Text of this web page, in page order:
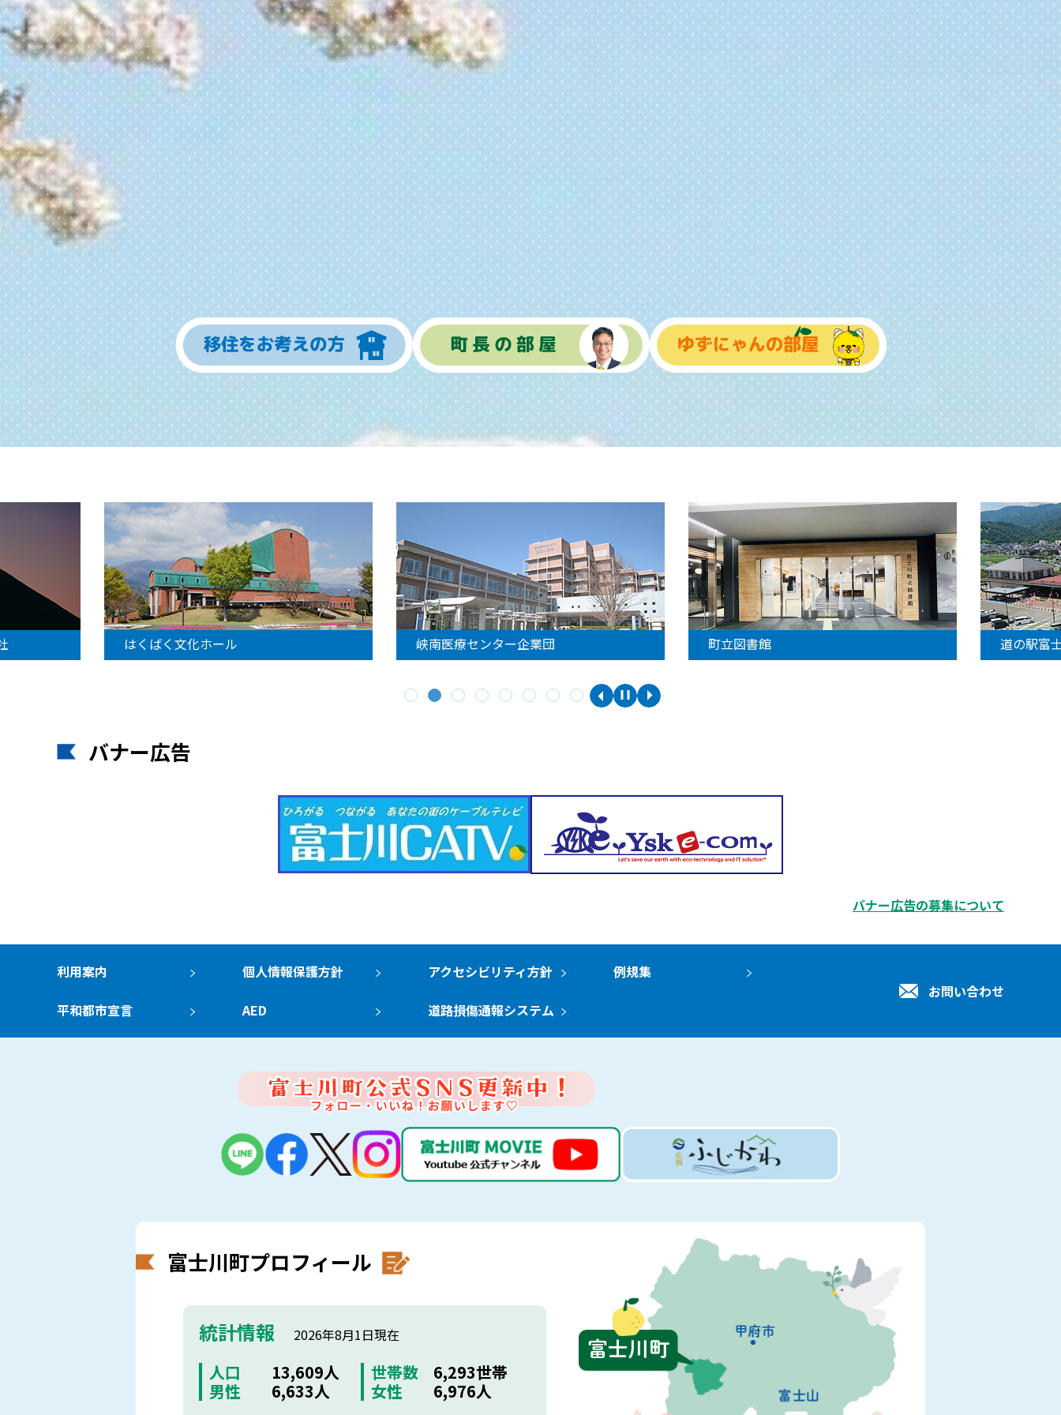
はくばく文化ホール 峡南医療センター企業団 町立図書館 道の駅富
バナー広告
バナー広告の募集について
利用案内 個人情報保護方針 アクセシビリティ方針 例規集
平和都市宣言 AED 道路損傷通報システム
お問い合わせ
富士川町プロフィール
統計情報 2026年8月1日現在
人口 13,609人 世帯数
6,293世帯
男性
6,633人 女性 6,976人